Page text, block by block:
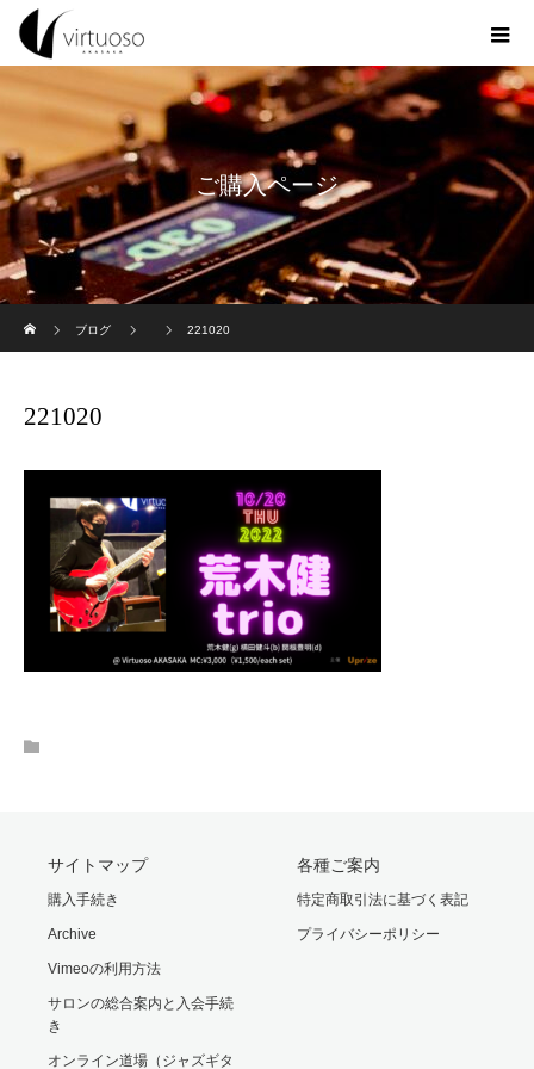
ご購入ページ
ブログ
221020
221020
サイトマップ
購入手続き
Archive
Vimeoの利用方法
サロンの総合案内と入会手続
き
オンライン道場（ジャズギタ
各種ご案内
特定商取引法に基づく表記
プライバシーポリシー